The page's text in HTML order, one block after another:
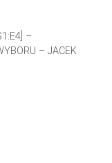
–
– JACEK